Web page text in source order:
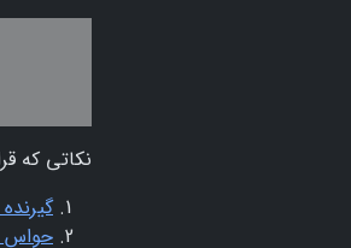
نکاتی که
حواس